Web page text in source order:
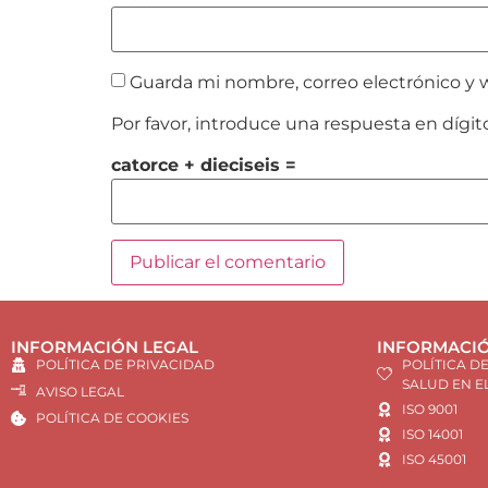
Guarda mi nombre, correo electrónico y
Por favor, introduce una respuesta en
catorce + dieciseis =
INFORMACIÓN LEGAL
POLÍTICA DE PRIVACIDAD
AVISO LEGAL
POLÍTICA DE COOKIES
POLÍTICA
SALUD EN
ISO 9001
ISO 14001
ISO 45001